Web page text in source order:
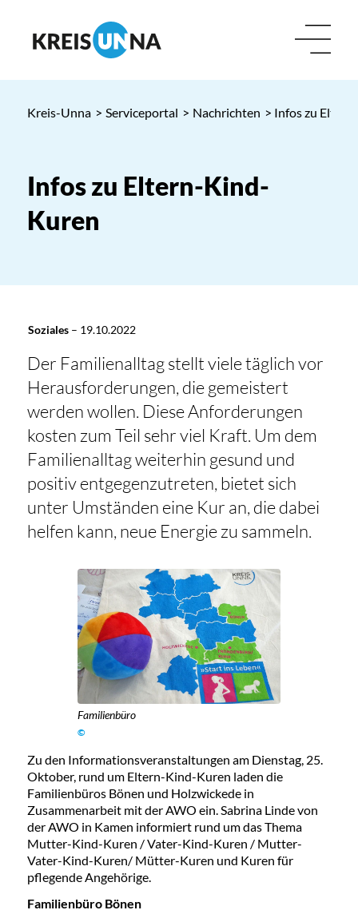
Kreis-Unna > Serviceportal > Nachrichten > Infos zu
Infos zu Eltern-Kind-
Kuren
Soziales– 19.10.2022
Der Familienalltag stellt viele täglich vor
Herausforderungen, die gemeistert
werden wollen. Diese Anforderungen
kosten zum Teil sehr viel Kraft. Um dem
Familienalltag weiterhin gesund und
positiv entgegenzutreten, bietet sich
unter Umständen eine Kur an, die dabei
helfen kann, neue Energie zu sammeln.
Familienbüro
©
Zu den Informationsveranstaltungen am Dienstag, 25.
Oktober, rund um Eltern-Kind-Kuren laden die
Familienbüros Bönen und Holzwickede in
Zusammenarbeit mit der AWO ein. Sabrina Linde von
der AWO in Kamen informiert rund um das Thema
Mutter-Kind-Kuren / Vater-Kind-Kuren / Mutter-
Vater-Kind-Kuren/ Mütter-Kuren und Kuren für
pflegende Angehörige.
Familienbüro Bönen